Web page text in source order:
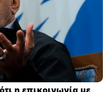
η επικοινωνία με